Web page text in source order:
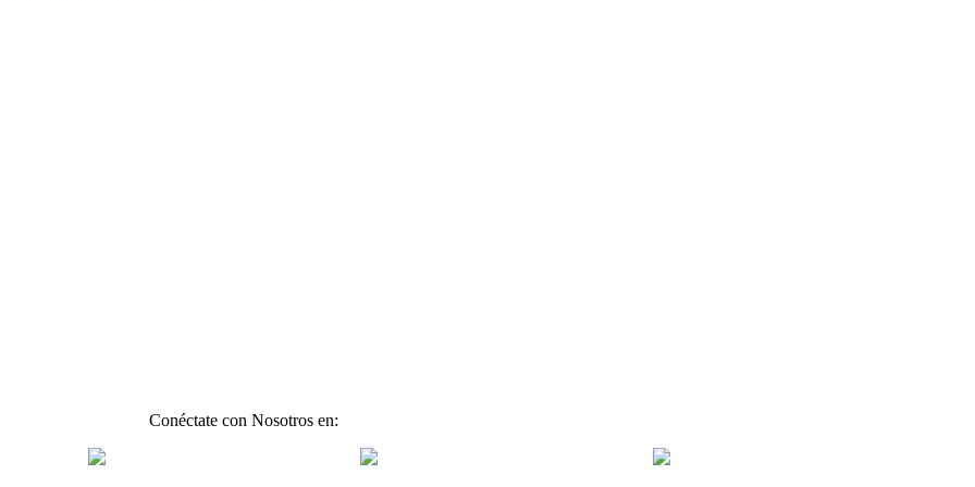
Conéctate con Nosotros en: